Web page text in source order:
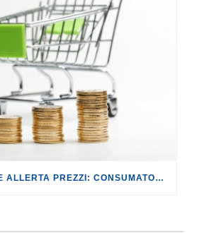
COMMISSIONE ALLERTA PREZZI: CONSUMATORI, PERSISTE LA DISCRASIA TRA RALLENTAMENTO DELL’INFLAZIONE E AUMENTO DEI PREZZI DEL CARRELLO DELLA SPESA.